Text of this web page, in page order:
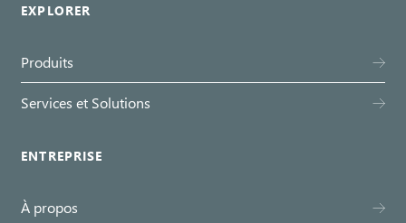
EXPLORER
Produits
Services et Solutions
ENTREPRISE
À propos